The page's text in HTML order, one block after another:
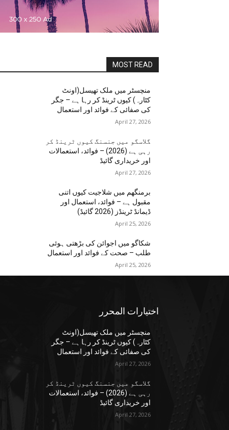
MOST READ
منچسٹر میں ملک تھیسل(اونٹ
کٹارہ) کیوں ٹرینڈ کر رہا ہے – جگر
کی صفائی کے فوائد اور استعمال
April 27, 2026
گلاسگو میں جنسنگ کیوں ٹرینڈ کر
رہی ہے (2026) – فوائد، استعمالات
اور خریداری گائیڈ
April 27, 2026
برمنگھم میں شلاجیت کیوں اتنی
مقبول ہے – فوائد، استعمال اور
ڈیمانڈ ٹرینڈز (2026 گائیڈ)
April 25, 2026
شکاگو میں اجوائن کی بڑھتی ہوئی
طلب – صحت کے فوائد اور استعمال
April 25, 2026
اختيارات المحرر
منچسٹر میں ملک تھیسل(اونٹ
کٹارہ) کیوں ٹرینڈ کر رہا ہے – جگر
کی صفائی کے فوائد اور استعمال
April 27, 2026
گلاسگو میں جنسنگ کیوں ٹرینڈ کر
رہی ہے (2026) – فوائد، استعمالات
اور خریداری گائیڈ
April 27, 2026